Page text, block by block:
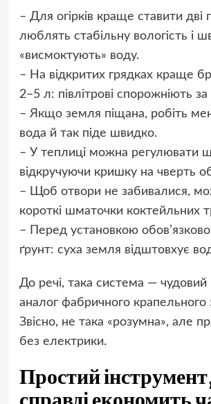
– Для огірків краще ставити
люблять стабільну вологість і
«висмоктують» воду.
– На відкритих грядках краще
2–5 л: півлітрові спорожніють за
– Якщо земля піщана, робіть
вода й так піде швидко.
– У теплиці можна регулювати
відкручуючи кришку на чверть
– Щоб отвори не забивалися,
короткі шматочки коктейльних
– Перед установкою
ґрунт: суха земля відштовхує
До речі, така система —
аналог фабричного
Звісно, не така «розумна», але
без електрики.
Простий